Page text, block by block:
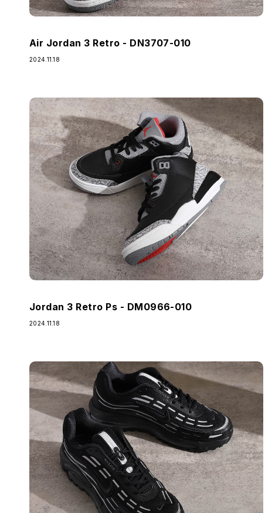
Air Jordan 3 Retro - DN3707-010
2024.11.18
Jordan 3 Retro Ps - DM0966-010
2024.11.18